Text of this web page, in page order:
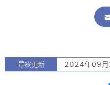
最終更新 2024年09